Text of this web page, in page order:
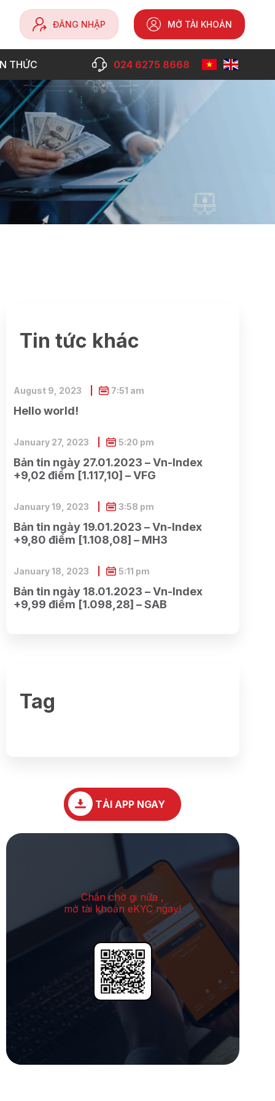
ĐĂNG NHẬP MỞ TÀI KHOẢN
THỨC 024 6275 8668
Tin tức khác
Hello world!
August 9, 2023 7:51 am
Bản tin ngày 27.01.2023 – Vn-Index
+9,02 điểm [1.117,10] – VFG
January 27, 2023 5:20 pm
Bản tin ngày 19.01.2023 – Vn-Index
+9,80 điểm [1.108,08] – MH3
January 19, 2023 3:58 pm
Bản tin ngày 18.01.2023 – Vn-Index
+9,99 điểm [1.098,28] – SAB
January 18, 2023 5:11 pm
Tag
TẢI APP NGAY
Chần chờ gi nữa ,
mở tài khoản eKYC ngay!